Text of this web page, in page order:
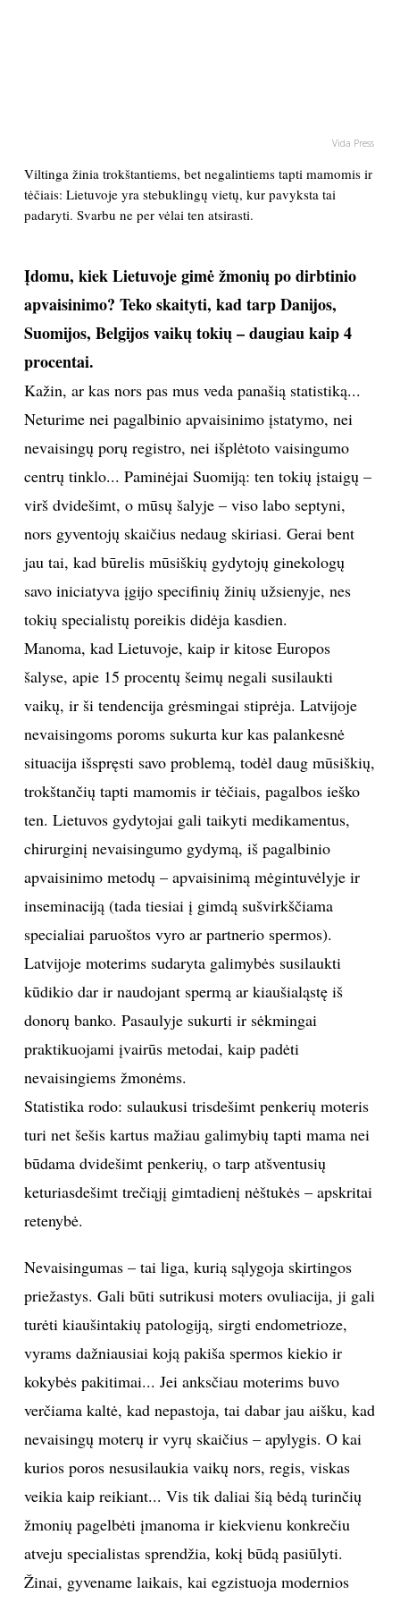
POLITIKA
LAISVALAIKIS
KINAS
MUZIKA
SPORTAS
FOTOGRAFIJA
ORAI
ĮDOMYBĖS
ISTORIJA
KNYGOS
NAMAI
VIRTUVĖ
RECEPTAI
NELAIMĖS
KONTAKTAI
PRIVATUMO POLITIKA
PRENUMERUOK
NAUJIENLAIŠKĮ
Prenumeruodami portalą,
taisyklėmis
Vida Press
Viltinga žinia trokštantiems, bet negalintiems tapti mamomis ir
tėčiais: Lietuvoje yra stebuklingų vietų, kur pavyksta tai
padaryti. Svarbu ne per vėlai ten atsirasti.
Įdomu, kiek Lietuvoje gimė žmonių po dirbtinio
apvaisinimo? Teko skaityti, kad tarp Danijos,
Suomijos, Belgijos vaikų tokių – daugiau kaip 4
procentai.
Kažin, ar kas nors pas mus veda panašią statistiką...
Neturime nei pagalbinio apvaisinimo įstatymo, nei
nevaisingų porų registro, nei išplėtoto vaisingumo
centrų tinklo... Paminėjai Suomiją: ten tokių įstaigų –
virš dvidešimt, o mūsų šalyje – viso labo septyni,
nors gyventojų skaičius nedaug skiriasi. Gerai bent
jau tai, kad būrelis mūsiškių gydytojų ginekologų
savo iniciatyva įgijo specifinių žinių užsienyje, nes
tokių specialistų poreikis didėja kasdien.
Manoma, kad Lietuvoje, kaip ir kitose Europos
šalyse, apie 15 procentų šeimų negali susilaukti
vaikų, ir ši tendencija grėsmingai stiprėja. Latvijoje
nevaisingoms poroms sukurta kur kas palankesnė
situacija išspręsti savo problemą, todėl daug mūsiškių,
trokštančių tapti mamomis ir tėčiais, pagalbos ieško
ten. Lietuvos gydytojai gali taikyti medikamentus,
chirurginį nevaisingumo gydymą, iš pagalbinio
apvaisinimo metodų – apvaisinimą mėgintuvėlyje ir
inseminaciją (tada tiesiai į gimdą sušvirkščiama
specialiai paruoštos vyro ar partnerio spermos).
Latvijoje moterims sudaryta galimybės susilaukti
kūdikio dar ir naudojant spermą ar kiaušialąstę iš
donorų banko. Pasaulyje sukurti ir sėkmingai
praktikuojami įvairūs metodai, kaip padėti
nevaisingiems žmonėms.
Statistika rodo: sulaukusi trisdešimt penkerių moteris
turi net šešis kartus mažiau galimybių tapti mama nei
būdama dvidešimt penkerių, o tarp atšventusių
keturiasdešimt trečiąjį gimtadienį nėštukės – apskritai
retenybė.
Nevaisingumas – tai liga, kurią sąlygoja skirtingos
priežastys. Gali būti sutrikusi moters ovuliacija, ji gali
turėti kiaušintakių patologiją, sirgti endometrioze,
vyrams dažniausiai koją pakiša spermos kiekio ir
kokybės pakitimai... Jei anksčiau moterims buvo
verčiama kaltė, kad nepastoja, tai dabar jau aišku, kad
nevaisingų moterų ir vyrų skaičius – apylygis. O kai
kurios poros nesusilaukia vaikų nors, regis, viskas
veikia kaip reikiant... Vis tik daliai šią bėdą turinčių
žmonių pagelbėti įmanoma ir kiekvienu konkrečiu
atveju specialistas sprendžia, kokį būdą pasiūlyti.
Žinai, gyvename laikais, kai egzistuoja modernios